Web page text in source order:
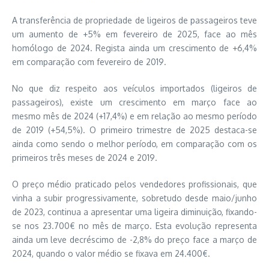
A transferência de propriedade de ligeiros de passageiros teve
um aumento de +5% em fevereiro de 2025, face ao mês
homólogo de 2024. Regista ainda um crescimento de +6,4%
em comparação com fevereiro de 2019.
No que diz respeito aos veículos importados (ligeiros de
passageiros), existe um crescimento em março face ao
mesmo mês de 2024 (+17,4%) e em relação ao mesmo período
de 2019 (+54,5%). O primeiro trimestre de 2025 destaca-se
ainda como sendo o melhor período, em comparação com os
primeiros três meses de 2024 e 2019.
O preço médio praticado pelos vendedores profissionais, que
vinha a subir progressivamente, sobretudo desde maio/junho
de 2023, continua a apresentar uma ligeira diminuição, fixando-
se nos 23.700€ no mês de março. Esta evolução representa
ainda um leve decréscimo de -2,8% do preço face a março de
2024, quando o valor médio se fixava em 24.400€.